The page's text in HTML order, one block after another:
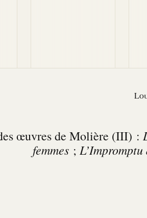
œuvres de Molière (III) :
femmes;